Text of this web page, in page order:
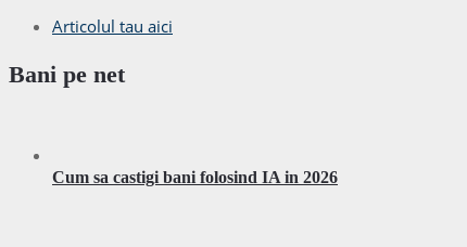
Articolul tau aici
Bani pe net
Cum sa castigi bani folosind IA in 2026